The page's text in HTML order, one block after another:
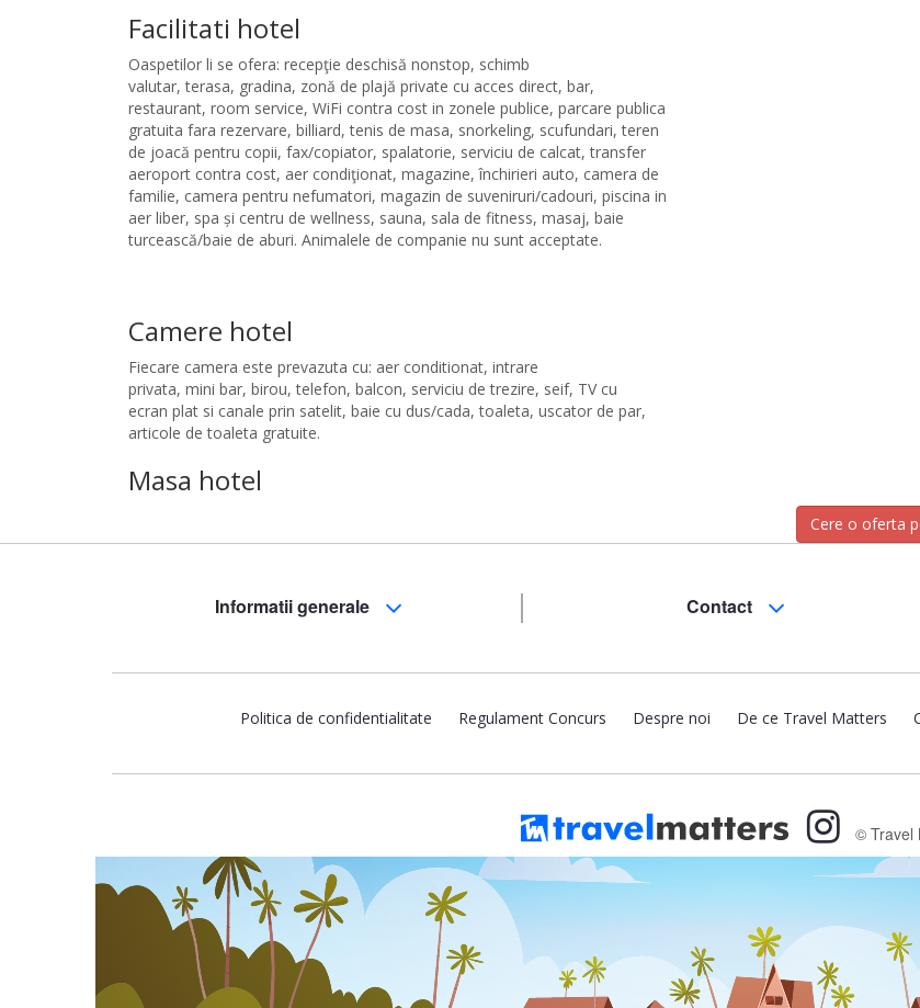
Facilitati hotel
Oaspetilor li se ofera: recepţie deschisă nonstop, schimb
valutar, terasa, gradina, zonă de plajă private cu acces direct, bar,
restaurant, room service, WiFi contra cost in zonele publice, parcare publica
gratuita fara rezervare, billiard, tenis de masa, snorkeling, scufundari, teren
de joacă pentru copii, fax/copiator, spalatorie, serviciu de calcat, transfer
aeroport contra cost, aer condiţionat, magazine, închirieri auto, camera de
familie, camera pentru nefumatori, magazin de suveniruri/cadouri, piscina in
aer liber, spa și centru de wellness, sauna, sala de fitness, masaj, baie
turcească/baie de aburi. Animalele de companie nu sunt acceptate.
Camere hotel
Fiecare camera este prevazuta cu: aer conditionat, intrare
privata, mini bar, birou, telefon, balcon, serviciu de trezire, seif, TV cu
ecran plat si canale prin satelit, baie cu dus/cada, toaleta, uscator de par,
articole de toaleta gratuite.
Masa hotel
Cere o oferta
Informatii generale Contact
Politica de confidentialitate Regulament Concurs Despre noi De ce Travel Matters
© Travel